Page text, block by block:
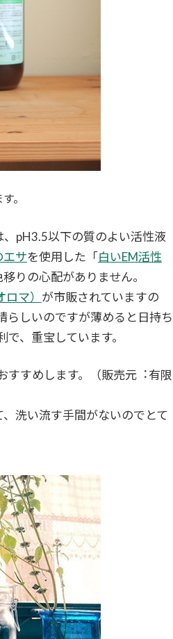
。
、pH3.5以下の質のよい活性液
エサを使用した「白いEM活性
りの心配がありません。
マ） が市販されていますの
らしいのですが薄めると日持ち
、重宝しています。
すすめします。（販売元︓有限
洗い流す手間がないのでとて